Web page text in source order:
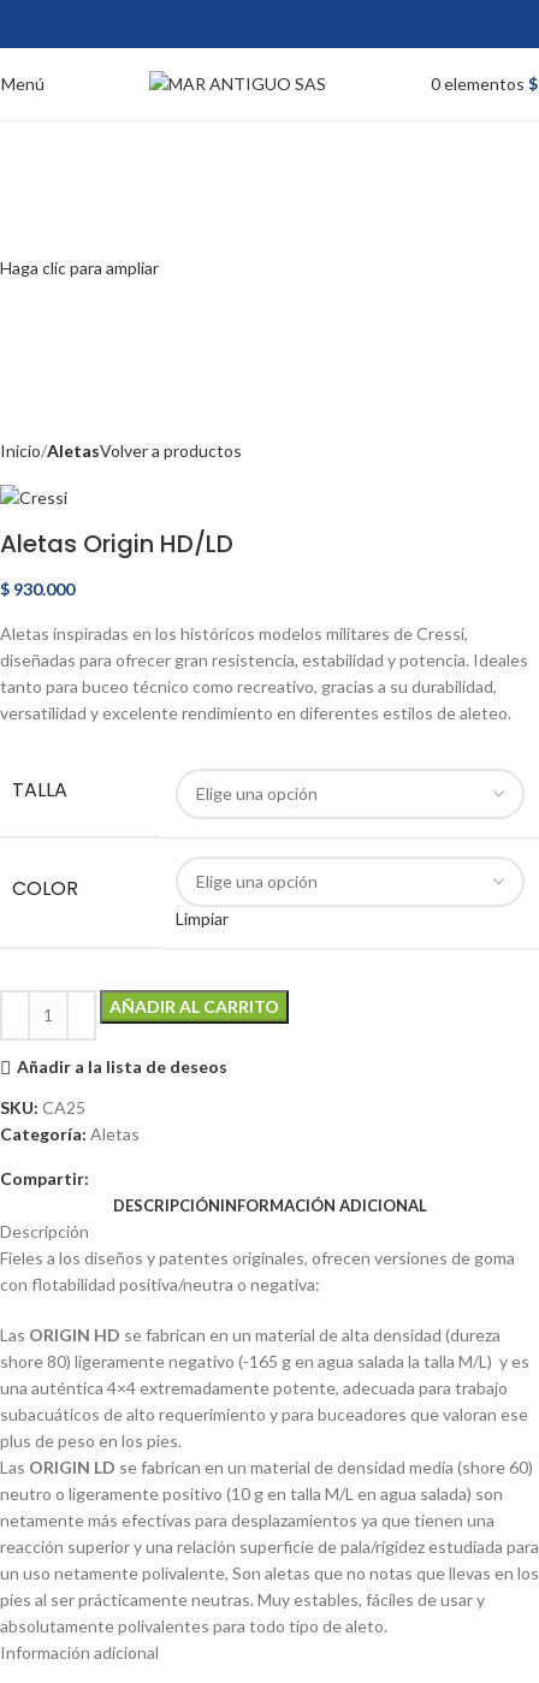
Menú 0elementos $
Haga clic para ampliar
Inicio AletasVolver a productos
Aletas Origin HD/LD
$ 930.000
Aletas inspiradas en los históricos modelos militares de Cressi,
diseñadas para ofrecer gran resistencia, estabilidad y potencia. Ideales
tanto para buceo técnico como recreativo, gracias a su durabilidad,
versatilidad y excelente rendimiento en diferentes estilos de aleteo.
TALLA
COLOR
Limpiar
AÑADIR AL CARRITO
Añadir a la lista de deseos
SKU: CA25
Categoría: Aletas
Compartir:
DESCRIPCIÓNINFORMACIÓN ADICIONAL
Descripción
Fieles a los diseños y patentes originales, ofrecen versiones de goma
con flotabilidad positiva/neutra o negativa:
Las ORIGIN HD se fabrican en un material de alta densidad (dureza
shore 80) ligeramente negativo (-165 g en agua salada la talla M/L) y es
una auténtica 4×4 extremadamente potente, adecuada para trabajo
subacuáticos de alto requerimiento y para buceadores que valoran ese
plus de peso en los pies.
Las ORIGIN LD se fabrican en un material de densidad media (shore 60)
neutro o ligeramente positivo (10 g en talla M/L en agua salada) son
netamente más efectivas para desplazamientos ya que tienen una
reacción superior y una relación superficie de pala/rigidez estudiada para
un uso netamente polivalente, Son aletas que no notas que llevas en los
pies al ser prácticamente neutras. Muy estables, fáciles de usar y
absolutamente polivalentes para todo tipo de aleto.
Información adicional